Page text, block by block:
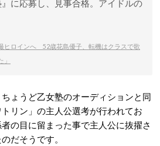
に応募し、見事合格。アイドルの
ヒロインへ 52歳花島優子、転機はクラスで歌
ょうど乙女塾のオーディションと同
リン」の主人公選考が行われてお
の目に留まった事で主人公に抜擢さ
だそうです。